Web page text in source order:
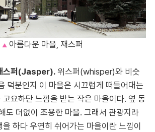
▲아름다운 마을, 재스퍼
스퍼(Jasper). 위스퍼(whisper)와 비슷
덕분인지 이 마을은 시끄럽게 떠들어대는
요하단 느낌을 받는 작은 마을이다. 옆 동
도 더없이 조용한 마을. 그래서 관광지라
하다 우연히 쉬어가는 마을이란 느낌이